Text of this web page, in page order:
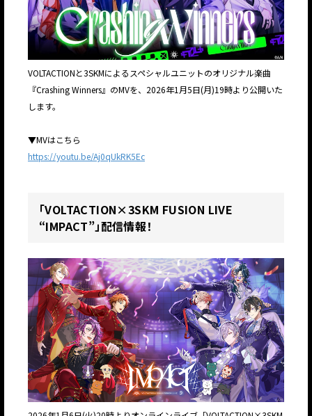
VOLTACTIONと3SKMによるスペシャルユニットのオリジナル楽曲
『Crashing Winners』のMVを、2026年1月5日(月)19時より公開いた
します。
▼MVはこちら
https://youtu.be/Aj0qUkRK5Ec
「VOLTACTION×3SKM FUSION LIVE
“IMPACT”」配信情報！